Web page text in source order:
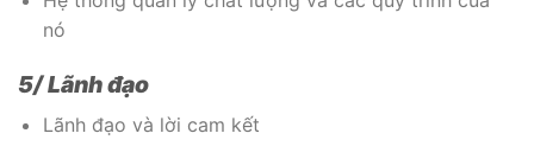
nó
5/ Lãnh đạo
Lãnh đạo và lời cam kết